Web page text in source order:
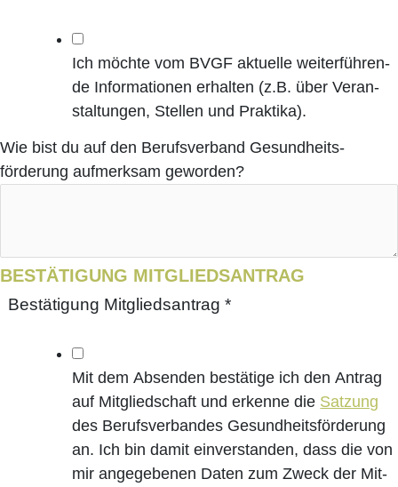
Ich möch­te vom BVGF aktu­el­le wei­ter­füh­ren­
de Infor­ma­tio­nen erhal­ten (z.B. über Ver­an­
stal­tun­gen, Stel­len und Praktika).
Wie bist du auf den Berufs­ver­band Gesund­heits­
förderung auf­merk­sam geworden?
BESTÄ­TI­GUNG MITGLIEDSANTRAG
Bestä­ti­gung Mit­glieds­an­trag*
Mit dem Absen­den bestä­ti­ge ich den Antrag
auf Mit­glied­schaft und erken­ne die Sat­zung
des Berufs­ver­ban­des Gesund­heits­förderung
an. Ich bin damit ein­ver­stan­den, dass die von
mir ange­ge­be­nen Daten zum Zweck der Mit­